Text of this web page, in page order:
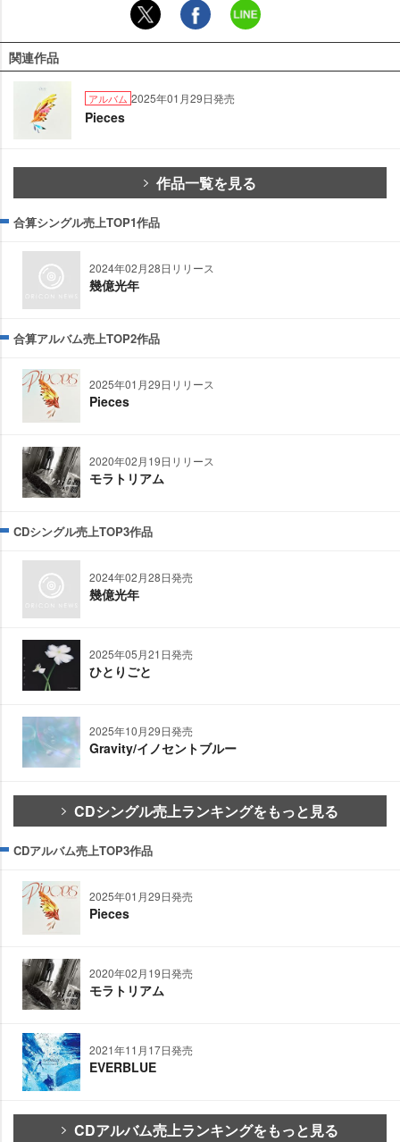
関連作品
アルバム 2025年01月29日発売
Pieces
作品一覧を見る
合算シングル売上TOP1作品
2024年02月28日リリース
幾億光年
合算アルバム売上TOP2作品
2025年01月29日リリース
Pieces
2020年02月19日リリース
モラトリアム
CDシングル売上TOP3作品
2024年02月28日発売
幾億光年
2025年05月21日発売
ひとりごと
2025年10月29日発売
Gravity/イノセントブルー
CDシングル売上ランキングをもっと見る
CDアルバム売上TOP3作品
2025年01月29日発売
Pieces
2020年02月19日発売
モラトリアム
2021年11月17日発売
EVERBLUE
CDアルバム売上ランキングをもっと見る